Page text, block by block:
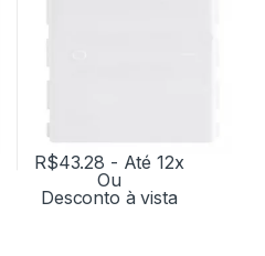
R$43.28 - Até 12x
Ou
Desconto à vista